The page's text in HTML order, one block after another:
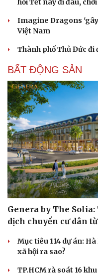
hỏi Tết này đi đâu,
Imagine Dragons
Việt Nam
Thành phố Thủ Đức đi
BẤT ĐỘNG SẢN
Genera by The
dịch chuyển cư dân
Mục tiêu 114 dự án:
xã hội ra sao?
TP.HCM rà soát 16